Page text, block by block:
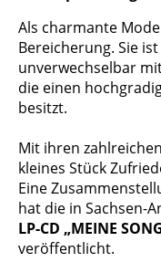
Als charmante
Berei­cherung. Sie
unverwechselbar
die einen
besitzt.
Mit ihren
kleines Stück
Eine
hat die in Sachsen-
LP-CD „MEINE
veröffentlicht.